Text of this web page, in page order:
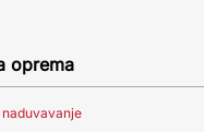
oprema